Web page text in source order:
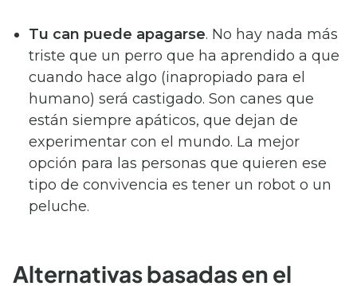
Tu can puede apagarse. No hay nada más
triste que un perro que ha aprendido a que
cuando hace algo (inapropiado para el
humano) será castigado. Son canes que
están siempre apáticos, que dejan de
experimentar con el mundo. La mejor
opción para las personas que quieren ese
tipo de convivencia es tener un robot o un
peluche.
Alternativas basadas en el